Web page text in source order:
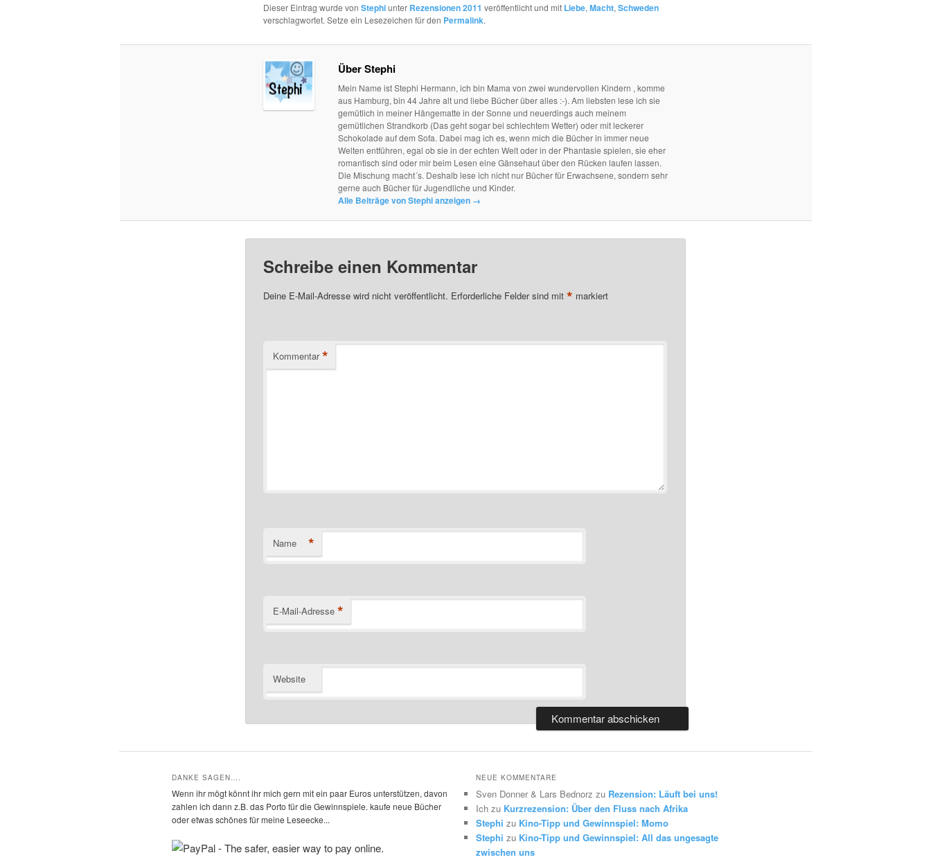
Dieser Eintrag wurde von Stephiunter Rezensionen 2011 veröffentlicht und mit Liebe, Macht, Schweden
verschlagwortet. Setze ein Lesezeichen für den Permalink.
Über Stephi
Mein Name ist Stephi Hermann, ich bin Mama von zwei wundervollen Kindern , komme
aus Hamburg, bin 44 Jahre alt und liebe Bücher über alles :-). Am liebsten lese ich sie
gemütlich in meiner Hängematte in der Sonne und neuerdings auch meinem
gemütlichen Strandkorb (Das geht sogar bei schlechtem Wetter) oder mit leckerer
Schokolade auf dem Sofa. Dabei mag ich es, wenn mich die Bücher in immer neue
Welten entführen, egal ob sie in der echten Welt oder in der Phantasie spielen, sie eher
romantisch sind oder mir beim Lesen eine Gänsehaut über den Rücken laufen lassen.
Die Mischung macht´s. Deshalb lese ich nicht nur Bücher für Erwachsene, sondern sehr
gerne auch Bücher für Jugendliche und Kinder.
Alle Beiträge von Stephi anzeigen →
Schreibe einen Kommentar
Deine E-Mail-Adresse wird nicht veröffentlicht. Erforderliche Felder sind mit * markiert
Kommentar *
Name *
E-Mail-Adresse *
Website
DANKE SAGEN….
Wenn ihr mögt könnt ihr mich gern mit ein paar Euros unterstützen, davon
zahlen ich dann z.B. das Porto für die Gewinnspiele. kaufe neue Bücher
oder etwas schönes für meine Leseecke...
NEUE KOMMENTARE
Sven Donner & Lars Bednorz zu Rezension: Läuft bei uns!
Ich zu Kurzrezension: Über den Fluss nach Afrika
Stephi zu Kino-Tipp und Gewinnspiel: Momo
Stephi zu Kino-Tipp und Gewinnspiel: All das ungesagte
zwischen uns